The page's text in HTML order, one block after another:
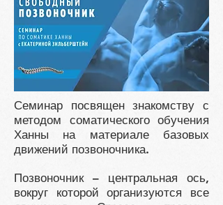
Семинар посвящен знакомству с
методом соматического обучения
Ханны на материале базовых
движений позвоночника.
Позвоночник – центральная ось,
вокруг которой организуются все